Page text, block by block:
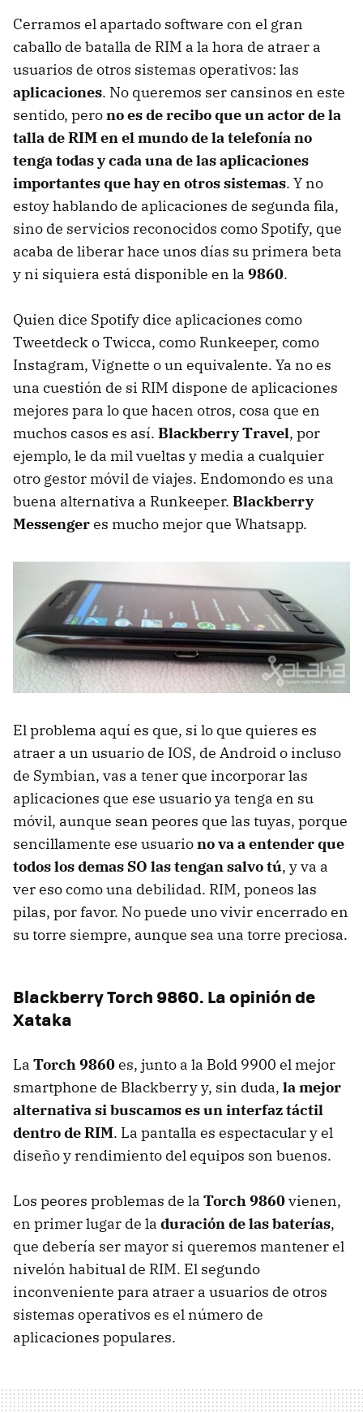
Cerramos el apartado software con el gran
caballo de batalla de RIM a la hora de atraer a
usuarios de otros sistemas operativos: las
aplicaciones. No queremos ser cansinos en este
sentido, perono es de recibo que un actor de la
talla deRIMen el mundo de la telefonía no
tenga todas y cada una de las aplicaciones
importantes que hay en otros sistemas. Y no
estoy hablando de aplicaciones de segunda fila,
sino de servicios reconocidos como Spotify, que
acaba de liberar hace unos días su primera beta
y ni siquiera está disponible en la 9860.
Quien dice Spotify dice aplicaciones como
Tweetdeck o Twicca, como Runkeeper, como
Instagram, Vignette o un equivalente. Ya no es
una cuestión de si RIM dispone de aplicaciones
mejores para lo que hacen otros, cosa que en
muchos casos es así. Blackberry Travel, por
ejemplo, le da mil vueltas y media a cualquier
otro gestor móvil de viajes. Endomondo es una
buena alternativa a Runkeeper. Blackberry
Messengeres mucho mejor que Whatsapp.
El problema aquí es que, si lo que quieres es
atraer a un usuario de IOS, de Android o incluso
de Symbian, vas a tener que incorporar las
aplicaciones que ese usuario ya tenga en su
móvil, aunque sean peores que las tuyas, porque
sencillamente ese usuariono va a entender que
todos los demas SO las tengan salvo tú, y va a
ver eso como una debilidad. RIM, poneos las
pilas, por favor. No puede uno vivir encerrado en
su torre siempre, aunque sea una torre preciosa.
Blackberry Torch 9860. La opinión de
Xataka
La Torch 9860es, junto a la Bold 9900 el mejor
smartphone de Blackberry y, sin duda, la mejor
alternativa si buscamos es un interfaz táctil
dentro de RIM. La pantalla es espectacular y el
diseño y rendimiento del equipos son buenos.
Los peores problemas de la Torch 9860vienen,
en primer lugar de la duración de las baterías,
que debería ser mayor si queremos mantener el
nivelón habitual de RIM. El segundo
inconveniente para atraer a usuarios de otros
sistemas operativos es el número de
aplicaciones populares.